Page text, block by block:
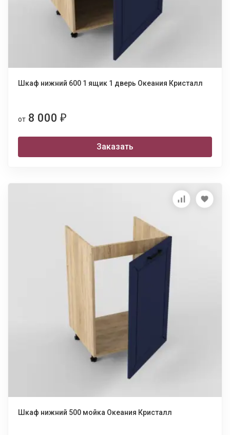
Шкаф нижний 600 1 ящик 1 дверь Океания Кристалл
от 8 000 ₽
Заказать
Шкаф нижний 500 мойка Океания Кристалл